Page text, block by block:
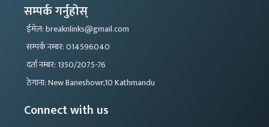
सम्पर्क गर्नुहोस्
ईमेल: breaknlinks@gmail.com
सम्पर्क नम्बर: 014596040
दर्ता नम्बर: 1350/2075-76
ठेगाना: New Baneshowr,10 Kathmandu
Connect with us